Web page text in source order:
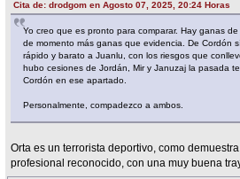
Cita de: drodgom en Agosto 07, 2025, 20:24 Horas
Yo creo que es pronto para comparar. Hay ganas
de momento más ganas que evidencia. De Cordón
rápido y barato a Juanlu, con los riesgos que
hubo cesiones de Jordán, Mir y Januzaj la pasada
Cordón en ese apartado.
Personalmente, compadezco a ambos.
Orta es un terrorista deportivo, como
profesional reconocido, con una muy buena